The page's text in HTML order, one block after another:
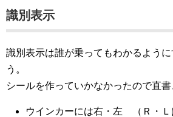
識別表示
識別表示は誰が乗ってもわかるよう
う。
シールを作っていかなかったので直書
ウインカーには右・左 （Ｒ・Ｌ